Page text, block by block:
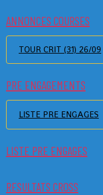
ANNONCES COURSES
TOUR CRIT (31) 26/09
PRE ENGAGEMENTS
LISTE PRE ENGAGES
LISTE PRE ENGAGES
RESULTATS CROSS